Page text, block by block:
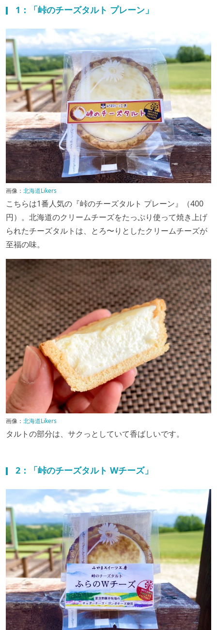
1：「峠のチーズタルト プレーン」
画像： 北海道Likers
こちらは1番人気の『峠のチーズタルト プレーン』（400
円）。北海道のクリームチーズをたっぷり使って焼き上げ
られたチーズタルトは、とろ〜りとしたクリームチーズが
至福の味。
画像： 北海道Likers
タルトの部分は、サクっとしていて香ばしいです。
2：「峠のチーズタルト Wチーズ」